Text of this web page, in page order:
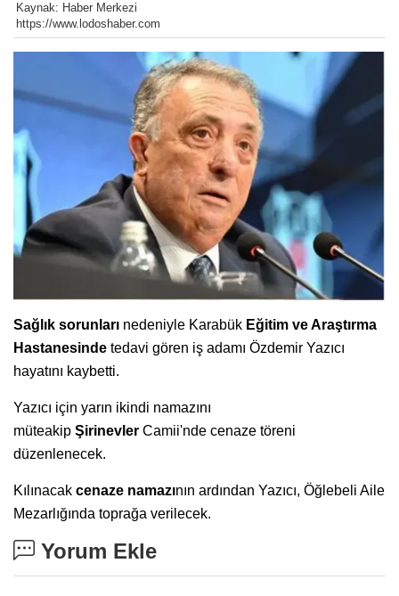
Kaynak: Haber Merkezi
https://www.lodoshaber.com
Sağlık sorunları nedeniyle Karabük Eğitim ve Araştırma
Hastanesinde tedavi gören iş adamı Özdemir Yazıcı
hayatını kaybetti.
Yazıcı için yarın ikindi namazını
müteakip Şirinevler Camii'nde cenaze töreni
düzenlenecek.
Kılınacak cenaze namazının ardından Yazıcı, Öğlebeli Aile
Mezarlığında toprağa verilecek.
Yorum Ekle